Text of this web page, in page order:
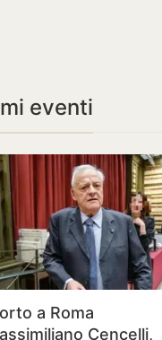
eventi
a Roma
Cencelli,